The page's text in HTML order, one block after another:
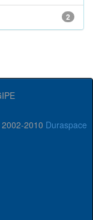
2
2010 Duraspace